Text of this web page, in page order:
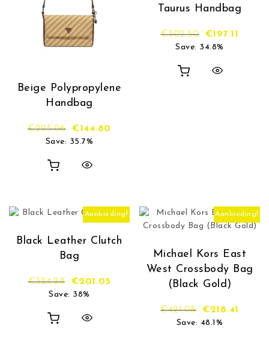
Beige Polypropylene
Handbag
€225.06 Oorspronkelijke prijs was: €225.06.
€144.80
Save: 35.7%
Taurus Handbag
€302.50 €197.11
Save: 34.8%
Aanbieding!
Black Leather Clutch
Bag
€324.28 Oorspronkelijke prijs was: €324.28.
€201.05 Huidige prijs is: €201.05.
Save: 38%
Aanbieding!
Michael Kors East
West Crossbody Bag
(Black Gold)
€421.08 €218.41
Save: 48.1%